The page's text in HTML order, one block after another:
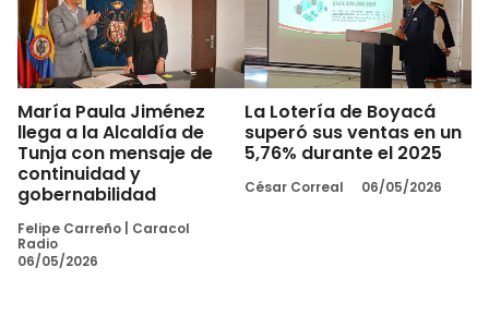
María Paula Jiménez
llega a la Alcaldía de
Tunja con mensaje de
continuidad y
gobernabilidad
Felipe Carreño
Caracol
Radio
06/05/2026
La Lotería de Boyacá
superó sus ventas en un
5,76% durante el 2025
César Correal 06/05/2026